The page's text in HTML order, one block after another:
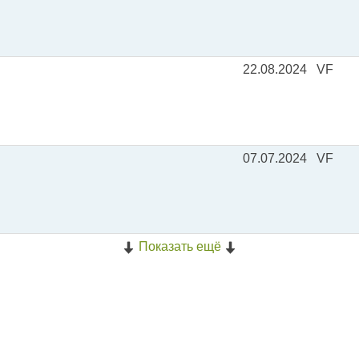
22.08.2024 VF
07.07.2024 VF
Показать ещё